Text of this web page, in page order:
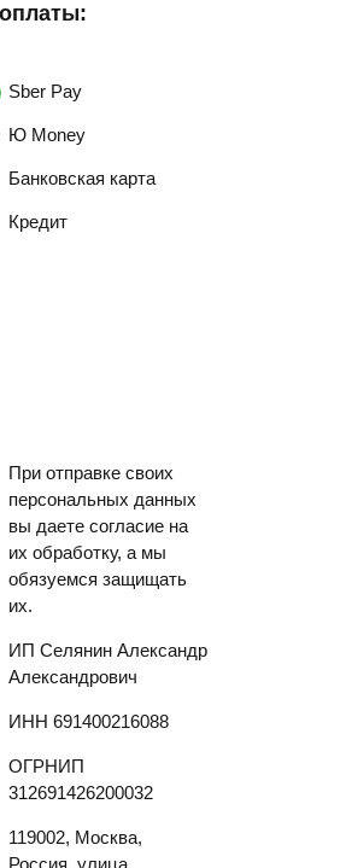
Sber Pay
Ю Money
Банковская карта
Кредит
При отправке своих
персональных данных
вы даете согласие на
их обработку, а мы
обязуемся защищать
их.
ИП Селянин Александр
Александрович
ИНН 691400216088
ОГРНИП
312691426200032
119002, Москва,
Россия, улица